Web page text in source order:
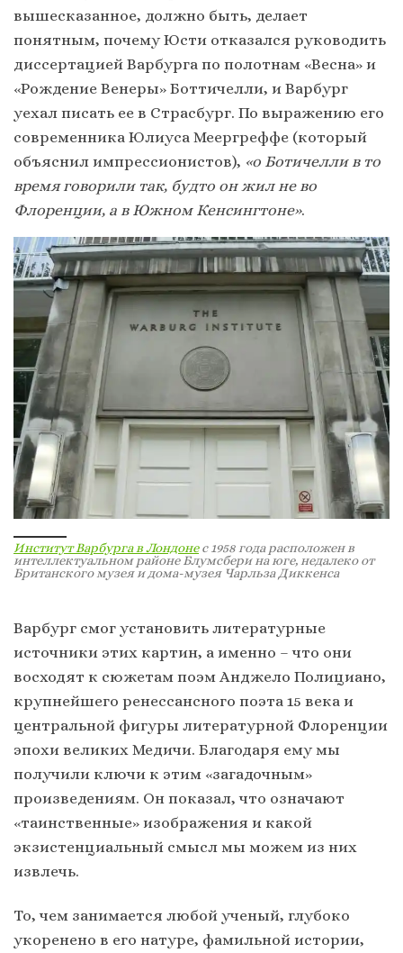
вышесказанное, должно быть, делает
понятным, почему Юсти отказался руководить
диссертацией Варбурга по полотнам «Весна» и
«Рождение Венеры» Боттичелли, и Варбург
уехал писать ее в Страсбург. По выражению его
современника Юлиуса Меергреффе (который
объяснил импрессионистов), «о Ботичелли в то
время говорили так, будто он жил не во
Флоренции, а в Южном Кенсингтоне».
Институт Варбурга в Лондоне с 1958 года расположен в
интеллектуальном районе Блумсбери на юге, недалеко от
Британского музея и дома-музея Чарльза Диккенса
Варбург смог установить литературные
источники этих картин, а именно – что они
восходят к сюжетам поэм Анджело Полициано,
крупнейшего ренессансного поэта 15 века и
центральной фигуры литературной Флоренции
эпохи великих Медичи. Благодаря ему мы
получили ключи к этим «загадочным»
произведениям. Он показал, что означают
«таинственные» изображения и какой
экзистенциальный смысл мы можем из них
извлечь.
То, чем занимается любой ученый, глубоко
укоренено в его натуре, фамильной истории,